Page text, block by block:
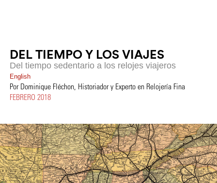
DEL TIEMPO Y LOS VIAJES
Del tiempo sedentario a los relojes viajeros
English
Por Dominique Fléchon, Historiador y Experto en Relojería Fina
FEBRERO 2018